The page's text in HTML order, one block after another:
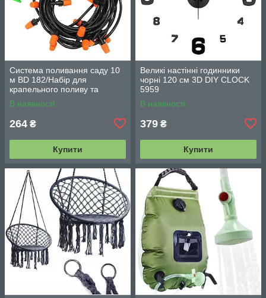
Система поливання саду 10
м BD 182/Набір для
крапельного поливу та
охолодження/комплект для
поливання
В наявності
264 ₴
Купити
Великі настінні годинники
чорні 120 см 3D DIY CLOCK
5959
В наявності
379 ₴
Купити